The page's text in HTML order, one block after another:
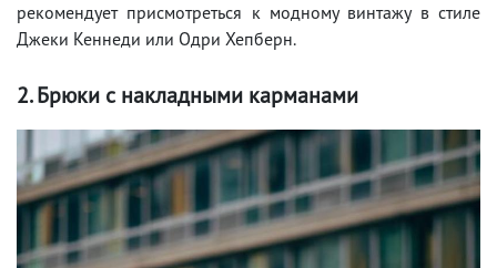
рекомендует присмотреться к модному винтажу в стиле
Джеки Кеннеди или Одри Хепберн.
2. Брюки с накладными карманами